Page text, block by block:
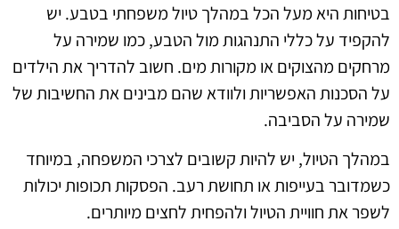
בטיחות היא מעל הכל במהלך טיול משפחתי בטבע. יש
להקפיד על כללי התנהגות מול הטבע, כמו שמירה על
מרחקים מהצוקים או מקורות מים. חשוב להדריך את הילדים
על הסכנות האפשריות ולוודא שהם מבינים את החשיבות של
שמירה על הסביבה.
במהלך הטיול, יש להיות קשובים לצרכי המשפחה, במיוחד
כשמדובר בעייפות או תחושת רעב. הפסקות תכופות יכולות
לשפר את חוויית הטיול ולהפחית לחצים מיותרים.